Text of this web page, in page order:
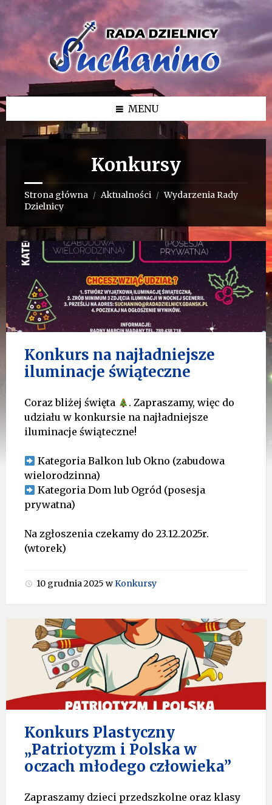
Przejdź
Przejdź
bocznego
Przejdź
MENU
Konkursy
Strona główna / Aktualności / Wydarzenia Rady
Dzielnicy
Konkurs na najładniejsze
iluminacje świąteczne
Coraz bliżej święta
. Zapraszamy, więc do
udziału w konkursie na najładniejsze
iluminacje świąteczne!
Kategoria Balkon lub Okno (zabudowa
wielorodzinna)
Kategoria Dom lub Ogród (posesja
prywatna)
Na zgłoszenia czekamy do 23.12.2025r.
(wtorek)
10 grudnia 2025 wKonkursy
Konkurs Plastyczny
„Patriotyzm i Polska w
oczach młodego człowieka”
Zapraszamy dzieci przedszkolne oraz klasy